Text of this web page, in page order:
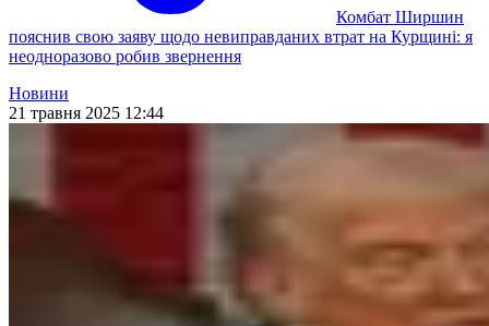
Комбат Ширшин
пояснив свою заяву щодо невиправданих втрат на Курщині: я
неодноразово робив звернення
Новини
21 травня 2025 12:44